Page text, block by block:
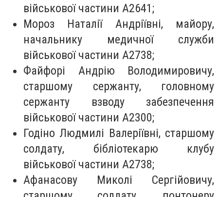
військової частини А2641;
Мороз Наталії Андріївні, майору,
начальнику медичної служби
військової частини А2738;
Файфорі Андрію Володимировичу,
старшому сержанту, головному
сержанту взводу забезпечення
військової частини А2300;
Годіно Людмилі Валеріївні, старшому
солдату, бібліотекарю клубу
військової частини А2738;
Афанасову Миколі Сергійовичу,